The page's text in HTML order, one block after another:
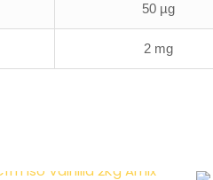
50 µg
2 mg